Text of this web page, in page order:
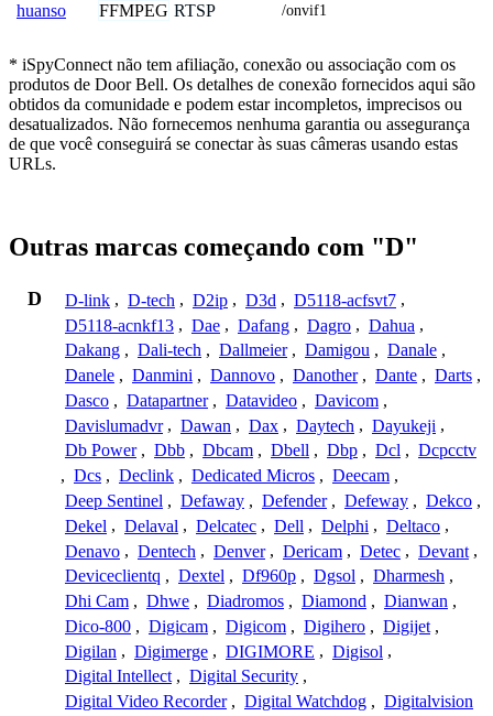
huanso FFMPEG RTSP /onvif1
* iSpyConnect não tem afiliação, conexão ou associação com os
produtos de Door Bell. Os detalhes de conexão fornecidos aqui são
obtidos da comunidade e podem estar incompletos, imprecisos ou
desatualizados. Não fornecemos nenhuma garantia ou assegurança
de que você conseguirá se conectar às suas câmeras usando estas
URLs.
Outras marcas começando com "D"
D D-link , D-tech , D2ip , D3d , D5118-acfsvt7 ,
D5118-acnkf13 , Dae , Dafang , Dagro , Dahua ,
Dakang , Dali-tech , Dallmeier , Damigou , Danale ,
Danele , Danmini , Dannovo , Danother , Dante , Darts ,
Dasco , Datapartner , Datavideo , Davicom ,
Davislumadvr , Dawan , Dax , Daytech , Dayukeji ,
Db Power , Dbb , Dbcam , Dbell , Dbp , Dcl , Dcpcctv
, Dcs , Declink , Dedicated Micros , Deecam ,
Deep Sentinel , Defaway , Defender , Defeway , Dekco ,
Dekel , Delaval , Delcatec , Dell , Delphi , Deltaco ,
Denavo , Dentech , Denver , Dericam , Detec , Devant ,
Deviceclientq , Dextel , Df960p , Dgsol , Dharmesh ,
Dhi Cam , Dhwe , Diadromos , Diamond , Dianwan ,
Dico-800 , Digicam , Digicom , Digihero , Digijet ,
Digilan , Digimerge , DIGIMORE , Digisol ,
Digital Intellect , Digital Security ,
Digital Video Recorder , Digital Watchdog , Digitalvision